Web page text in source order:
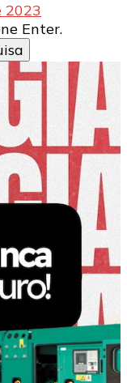
2023
Enter.